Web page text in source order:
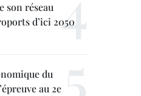
son réseau
d’ici 2050
du
au 2e